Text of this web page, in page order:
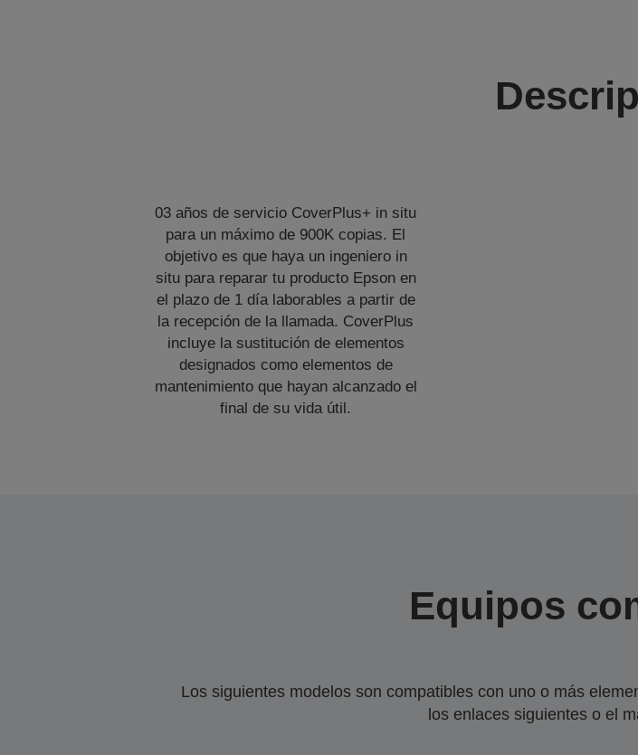
03 años de servicio CoverPlus+ in situ
para un máximo de 900K copias. El
objetivo es que haya un ingeniero in
situ para reparar tu producto Epson en
el plazo de 1 día laborables a partir de
la recepción de la llamada. CoverPlus
incluye la sustitución de elementos
designados como elementos de
mantenimiento que hayan alcanzado el
final de su vida útil.
Equipos
Los siguientes modelos son compatibles con uno o más
los enlaces siguientes o el